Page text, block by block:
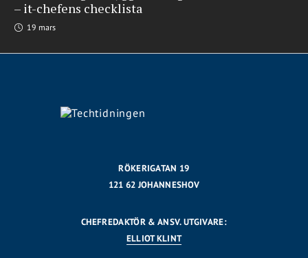
– it-chefens checklista
19 mars
RÖKERIGATAN 19
121 62 JOHANNESHOV
CHEFREDAKTÖR & ANSV. UTGIVARE:
ELLIOT KLINT